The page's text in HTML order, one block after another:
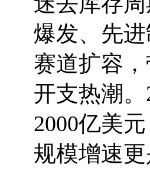
爆发、先
赛道扩容
开支热潮
2000亿美
规模增速